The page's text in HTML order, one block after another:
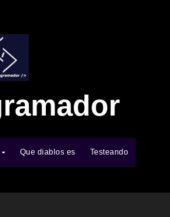
Que diablos es Testeando